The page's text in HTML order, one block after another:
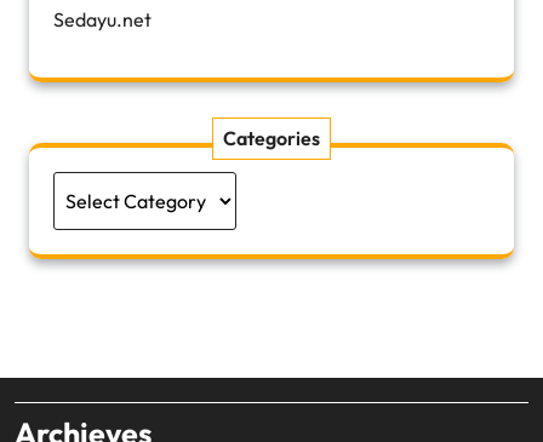
Sedayu.net
Categories
Archieves